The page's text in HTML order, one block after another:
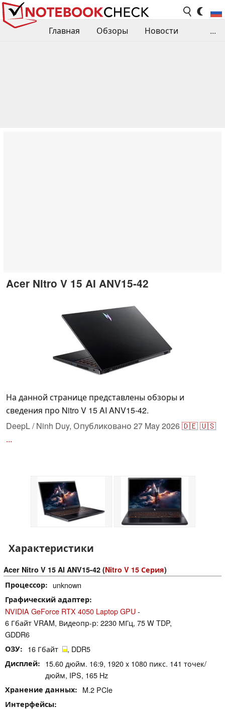
Главная Обзоры
Новости
...
Acer Nitro V 15 AI ANV15-42
На данной странице представлены обзоры и
сведения про Nitro V 15 AI ANV15-42.
DeepL / Ninh Duy, Опубликовано 27 May 2026🇩🇪🇺🇸
...
Характеристики
Acer Nitro V 15 AI ANV15-42 (Nitro V 15 Серия)
Процессор
unknown
Графический адаптер
NVIDIA GeForce RTX 4050 Laptop GPU-
6 Гбайт VRAM, Видеопр-р: 2230 МГц, 75 W TDP,
GDDR6
ОЗУ 16 Гбайт , DDR5
Дисплей
15.60 дюйм. 16:9, 1920 x 1080 пикс. 141 точек/
дюйм, IPS, 165 Hz
Хранение данных M.2 PCIe
Интерфейсы